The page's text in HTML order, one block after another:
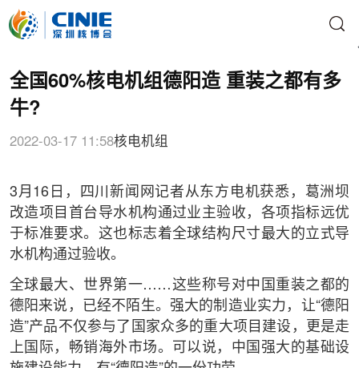
全国60%核电机组德阳造 重装之都有多
牛?
2022-03-17 11:58核电机组
3月16日，四川新闻网记者从东方电机获悉，葛洲坝
改造项目首台导水机构通过业主验收，各项指标远优
于标准要求。这也标志着全球结构尺寸最大的立式导
水机构通过验收。
全球最大、世界第一……这些称号对中国重装之都的
德阳来说，已经不陌生。强大的制造业实力，让“德阳
造”产品不仅参与了国家众多的重大项目建设，更是走
上国际，畅销海外市场。可以说，中国强大的基础设